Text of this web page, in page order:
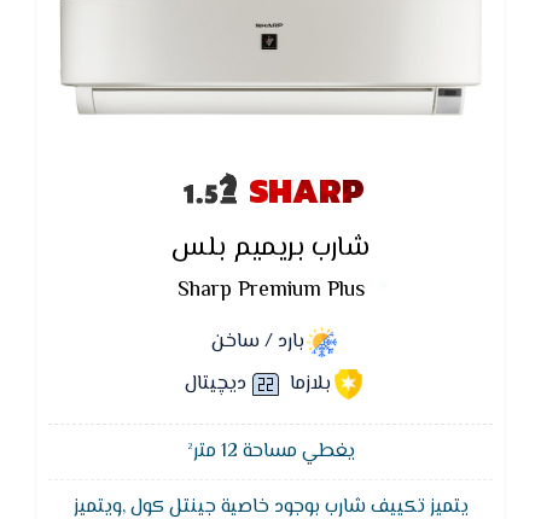
SHARP
شارب بريميم بلس
Sharp Premium Plus
بارد / ساخن
بلازما
ديچيتال
يغطي مساحة 12 متر²
يتميز تكييف شارب بوجود خاصية جينتل كول ,ويتميز